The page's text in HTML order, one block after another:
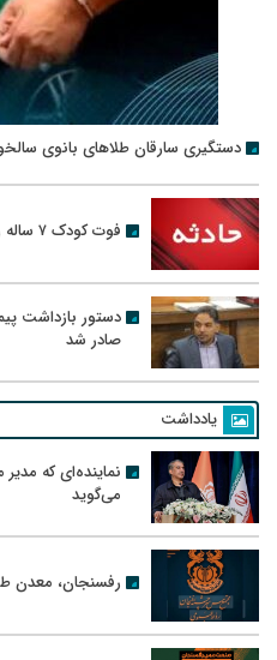
دستگیری سارقان طلاهای بانوی
فوت کودک ۷ ساله رفسنجانی در سانحه رانندگی
دستور بازداشت
صادر شد
یادداشت
نماینده‌ای که
می‌گوید
رفسنجان، معدن